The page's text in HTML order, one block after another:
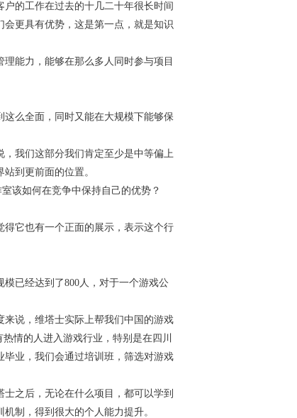
的工作在过去的十几二十年很长时间
更具有优势，这是第一点，就是知识
能力，能够在那么多人同时参与项目
么全面，同时又能在大规模下能够保
我们这部分我们肯定至少是中等偏上
到更前面的位置。
该如何在竞争中保持自己的优势？
它也有一个正面的展示，表示这个行
已经达到了800人，对于一个游戏公
说，维塔士实际上帮我们中国的游戏
情的人进入游戏行业，特别是在四川
业，我们会通过培训班，筛选对游戏
之后，无论在什么项目，都可以学到
制，得到很大的个人能力提升。